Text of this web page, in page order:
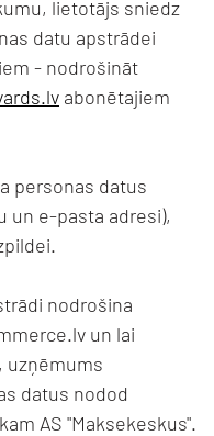
lietotājs sniedz
datu apstrādei
- nodrošināt
abonētajiem
personas datus
un e-pasta adresi),
nodrošina
un lai
uzņēmums
datus nodod
AS "Maksekeskus".